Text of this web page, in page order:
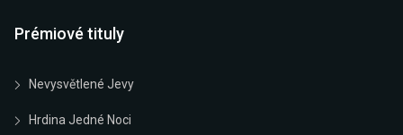
Prémiové tituly
Nevysvětlené Jevy
Hrdina Jedné Noci